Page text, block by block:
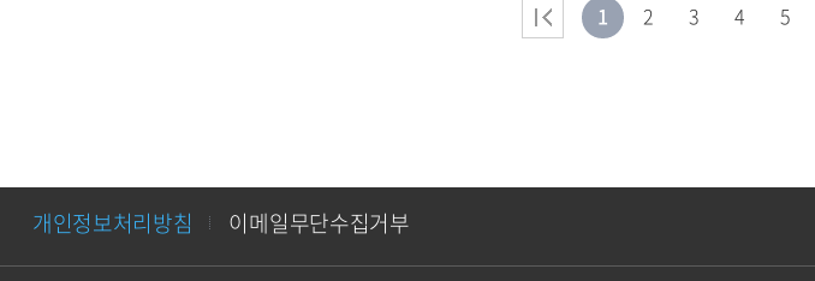
1 2 3 4 5
개인정보처리방침 이메일무단수집거부